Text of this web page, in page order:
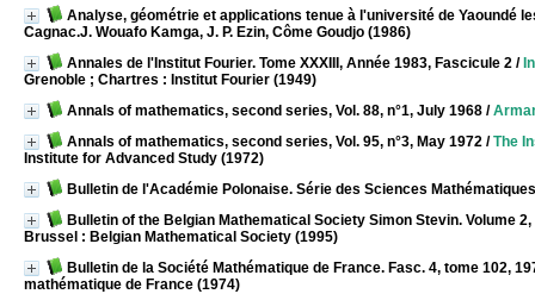
Analyse, géométrie et applications tenue à l'université de Yaoundé
Cagnac.J. Wouafo Kamga, J. P. Ezin, Côme Goudjo (1986)
Annales de l'Institut Fourier. Tome XXXIII, Année 1983, Fascicule 2 /
Grenoble ; Chartres : Institut Fourier (1949)
Annals of mathematics, second series, Vol. 88, n°1, July 1968 /
Annals of mathematics, second series, Vol. 95, n°3, May 1972 /The
Institute for Advanced Study (1972)
Bulletin de l'Académie Polonaise. Série des Sciences Mathématiques
Bulletin of the Belgian Mathematical Society Simon Stevin. Volume 2,
Brussel : Belgian Mathematical Society (1995)
Bulletin de la Société Mathématique de France. Fasc. 4, tome 102,
mathématique de France (1974)